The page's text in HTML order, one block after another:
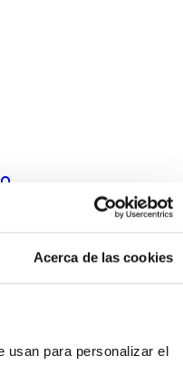
Acerca de las cookies
usan para personalizar el
lock